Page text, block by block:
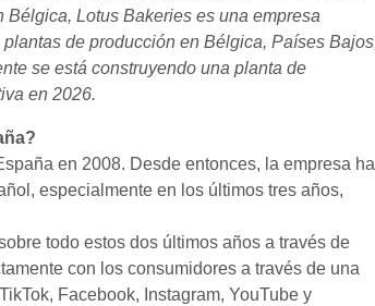
Lotus Bakeries es una empresa
de producción en Bélgica, Países
se está construyendo una planta de
en 2026.
en 2008. Desde entonces, la empresa ha
especialmente en los últimos tres años,
todo estos dos últimos años a través de
con los consumidores a través de una
Facebook, Instagram, YouTube y